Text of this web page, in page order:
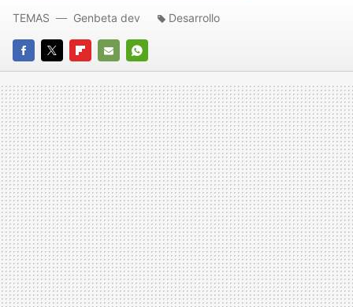
FACEBOOK
TWITTERFLIPBOARD
E-
MAIL
WHATSAPP
TEMAS Genbeta dev Desarrollo